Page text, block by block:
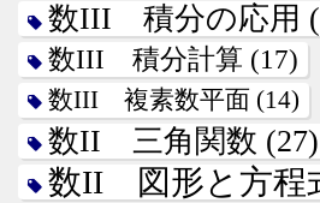
数III 積分の応用
数III 積分計算 (17)
数III 複素数平面 (14)
数II 三角関数 (27)
数II 図形と方程